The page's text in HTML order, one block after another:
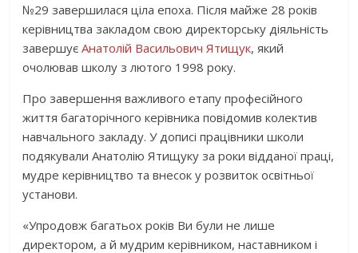
№29 завершилася ціла епоха. Після майже 28 років
керівництва закладом свою директорську діяльність
завершуєАнатолій Васильович Ятищук, який
очолював школу з лютого 1998 року.
Про завершення важливого етапу професійного
життя багаторічного керівника повідомив колектив
навчального закладу. У дописі працівники школи
подякували Анатолію Ятищуку за роки відданої праці,
мудре керівництво та внесок у розвиток освітньої
установи.
«Упродовж багатьох років Ви були не лише
директором, а й мудрим керівником, наставником і